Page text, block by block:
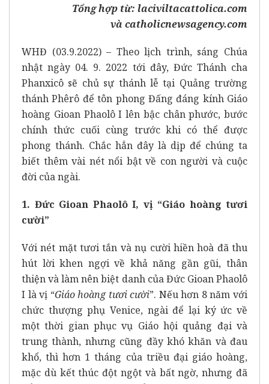
Tổng hợp từ: laciviltacattolica.com
và catholicnewsagency.com
WHĐ (03.9.2022)– Theo lịch trình, sáng Chúa
nhật ngày 04. 9. 2022 tới đây, Đức Thánh cha
Phanxicô sẽ chủ sự thánh lễ tại Quảng trường
thánh Phêrô để tôn phong Đấng đáng kính Giáo
hoàng Gioan Phaolô I lên bậc chân phước, bước
chính thức cuối cùng trước khi có thể được
phong thánh. Chắc hẳn đây là dịp để chúng ta
biết thêm vài nét nổi bật về con người và cuộc
đời của ngài.
1. Đức Gioan Phaolô I, vị “Giáo hoàng tươi
cười”
Với nét mặt tươi tắn và nụ cười hiền hoà đã thu
hút lời khen ngợi về khả năng gần gũi, thân
thiện và làm nên biệt danh của Đức Gioan Phaolô
I là vị “Giáo hoàng tươi cười”. Nếu hơn 8 năm với
chức thượng phụ Venice, ngài để lại ký ức về
một thời gian phục vụ Giáo hội quảng đại và
trung thành, nhưng cũng đầy khó khăn và đau
khổ, thì hơn 1 tháng của triều đại giáo hoàng,
mặc dù kết thúc đột ngột và bất ngờ, nhưng đã